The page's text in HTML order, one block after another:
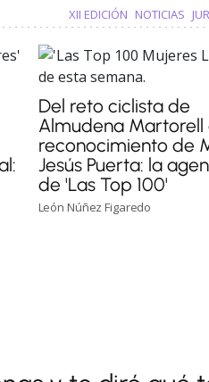
XII EDICIÓN NOTICIAS
Del reto ciclista de
Almudena Martorell
reconocimiento de
Jesús Puerta: la
de 'Las Top 100'
León Núñez Figaredo